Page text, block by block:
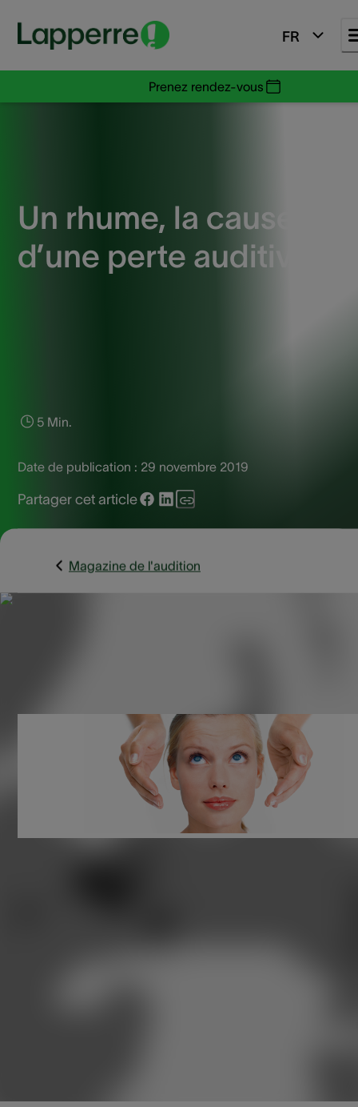
FR
Prenez rendez-vous
Un rhume, la cause
d’une perte auditive ?
5 Min.
Date de publication : 29 novembre 2019
Partager cet article
Magazine de l'audition
rhume pour l’audition